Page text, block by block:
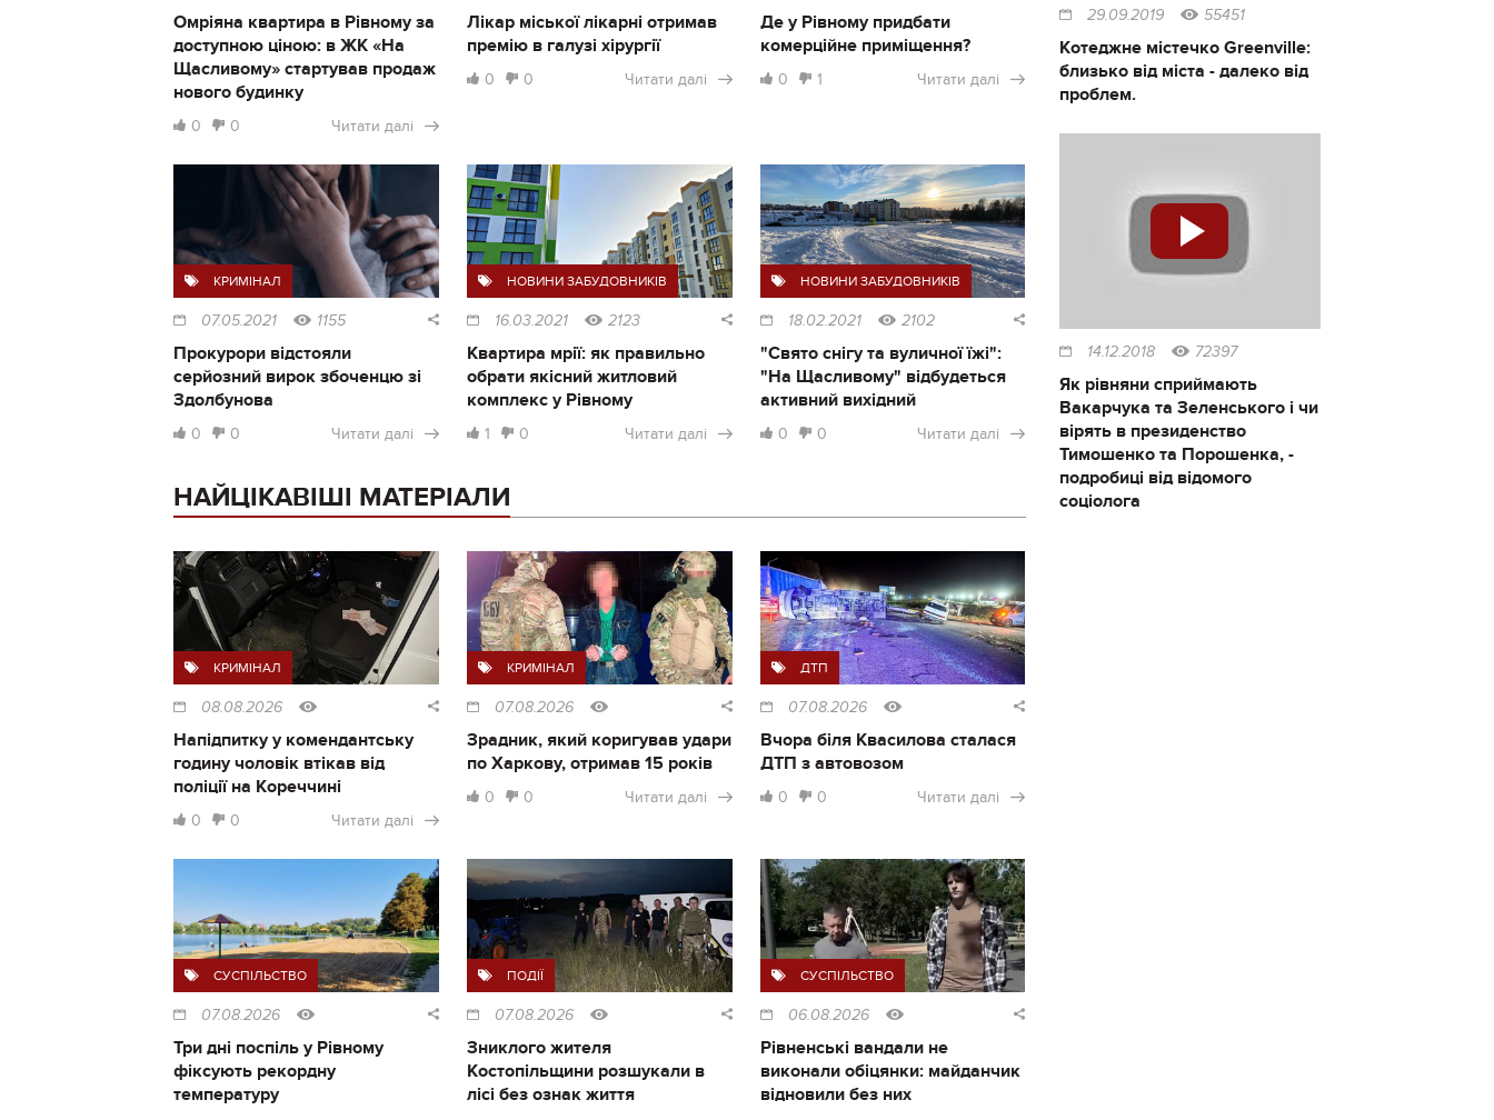
Омріяна квартира в Рівному за
доступною ціною: в ЖК «На
Щасливому» стартував продаж
нового будинку
0 0 Читати далі
Лікар міської лікарні отримав
премію в галузі хірургії
0 0 Читати далі
Де у Рівному придбати
комерційне приміщення?
0 1 Читати далі
КРИМІНАЛ
07.05.2021 1155
Прокурори відстояли
серйозний вирок збоченцю зі
Здолбунова
0 0 Читати далі
НОВИНИ ЗАБУДОВНИКІВ
16.03.2021 2123
Квартира мрії: як правильно
обрати якісний житловий
комплекс у Рівному
1 0 Читати далі
НОВИНИ ЗАБУДОВНИКІВ
18.02.2021 2102
"Свято снігу та вуличної їжі":
"На Щасливому" відбудеться
активний вихідний
0 0 Читати далі
НАЙЦІКАВІШІ МАТЕРІАЛИ
КРИМІНАЛ
08.08.2026
Напідпитку у комендантську
годину чоловік втікав від
поліції на Кореччині
0 0 Читати далі
КРИМІНАЛ
07.08.2026
Зрадник, який коригував удари
по Харкову, отримав 15 років
0 0 Читати далі
ДТП
07.08.2026
Вчора біля Квасилова сталася
ДТП з автовозом
0 0 Читати далі
СУСПІЛЬСТВО
07.08.2026
Три дні поспіль у Рівному
фіксують рекордну
температуру
ПОДІЇ
07.08.2026
Зниклого жителя
Костопільщини розшукали в
лісі без ознак життя
СУСПІЛЬСТВО
06.08.2026
Рівненські вандали не
виконали обіцянки: майданчик
відновили без них
29.09.2019 55451
Котеджне містечко Greenville:
близько від міста - далеко від
проблем.
14.12.2018 72397
Як рівняни сприймають
Вакарчука та Зеленського і чи
вірять в президенство
Тимошенко та Порошенка, -
подробиці від відомого
соціолога